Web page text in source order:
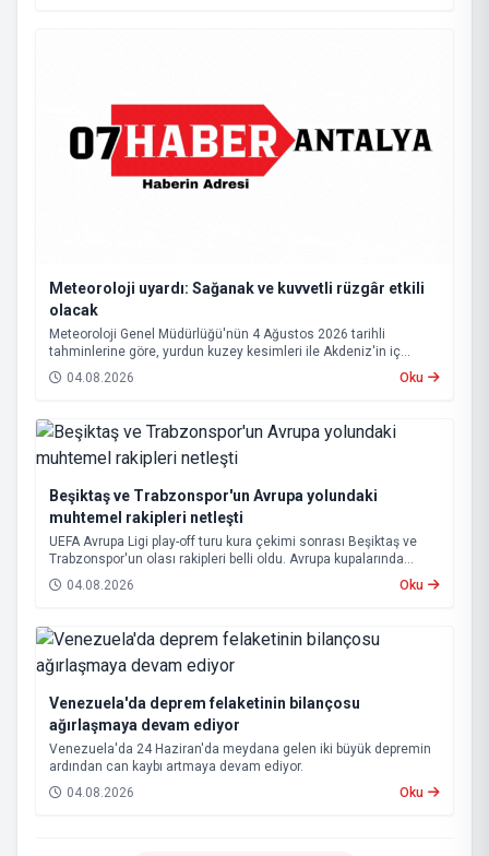
Meteoroloji uyardı: Sağanak ve kuvvetli rüzgâr etkili
olacak
Meteoroloji Genel Müdürlüğü'nün 4 Ağustos 2026 tarihli
tahminlerine göre, yurdun kuzey kesimleri ile Akdeniz'in iç
bölgelerinde yer yer sağanak ve gök gürültülü sağanak yağış
bekleniyor.
04.08.2026 Oku
Beşiktaş ve Trabzonspor'un Avrupa yolundaki
muhtemel rakipleri netleşti
UEFA Avrupa Ligi play-off turu kura çekimi sonrası Beşiktaş ve
Trabzonspor'un olası rakipleri belli oldu. Avrupa kupalarında
yoluna devam eden Beşiktaş ve Trabzonspor, grup aşamasına
kalabilmek için kritik eşleşmelerle karşı karşıya gelecek.
04.08.2026 Oku
Venezuela'da deprem felaketinin bilançosu
ağırlaşmaya devam ediyor
Venezuela'da 24 Haziran'da meydana gelen iki büyük depremin
ardından can kaybı artmaya devam ediyor.
04.08.2026
Oku